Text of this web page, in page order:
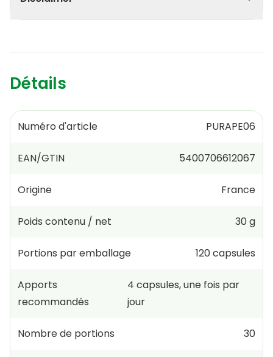
Détails
Numéro d'article PURAPE06
EAN/GTIN 5400706612067
Origine France
Poids contenu / net 30 g
Portions par emballage 120capsules
Apports
recommandés
4 capsules,une fois par
jour
Nombre de portions 30